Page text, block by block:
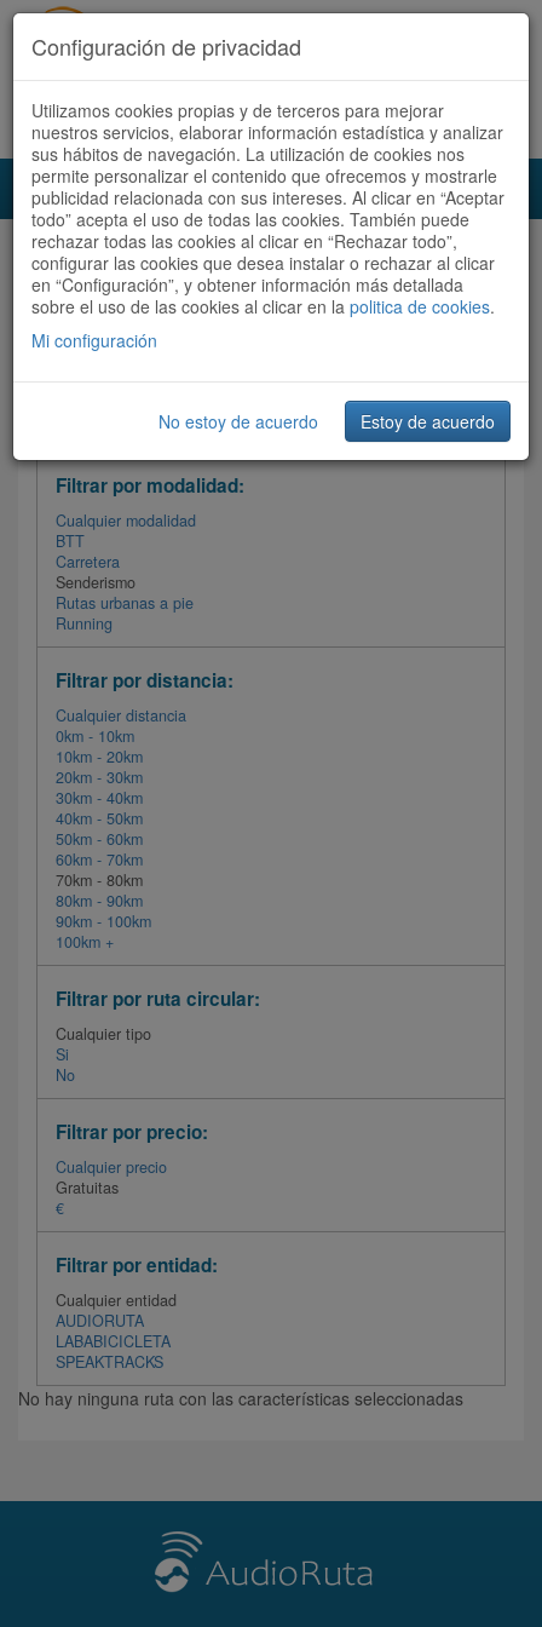
Acceder Registrate ahora Español | Català
Audioruta Todas las rutas
Todas las rutas
Ordenar por: Más recientes /
Filtrar las rutas
Filtrar por modalidad:
Cualquier modalidad
BTT
Carretera
Senderismo
Rutas urbanas a pie
Running
Filtrar por distancia:
Cualquier distancia
0km - 10km
10km - 20km
20km - 30km
30km - 40km
40km - 50km
50km - 60km
60km - 70km
70km - 80km
80km - 90km
90km - 100km
100km +
Filtrar por ruta circular:
Cualquier tipo
Si
No
Filtrar por precio:
Cualquier precio
Gratuitas
€
Filtrar por entidad:
Cualquier entidad
AUDIORUTA
LABABICICLETA
SPEAKTRACKS
No hay ninguna ruta con las características seleccionadas
Configuración de privacidad
Utilizamos cookies propias y de terceros para mejorar
nuestros servicios, elaborar información estadística y analizar
sus hábitos de navegación. La utilización de cookies nos
permite personalizar el contenido que ofrecemos y mostrarle
publicidad relacionada con sus intereses. Al clicar en “Aceptar
todo” acepta el uso de todas las cookies. También puede
rechazar todas las cookies al clicar en “Rechazar todo”,
configurar las cookies que desea instalar o rechazar al clicar
en “Configuración”, y obtener información más detallada
sobre el uso de las cookies al clicar en la politica de cookies.
Mi configuración
No estoy de acuerdo Estoy de acuerdo